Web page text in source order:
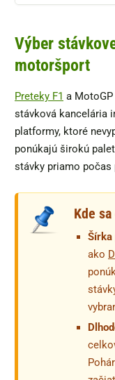
Výber
motoršport
Preteky F1 a
stávková kancelária
platformy, ktoré
ponúkajú širokú
stávky priamo počas
Kde
Šírka
ako